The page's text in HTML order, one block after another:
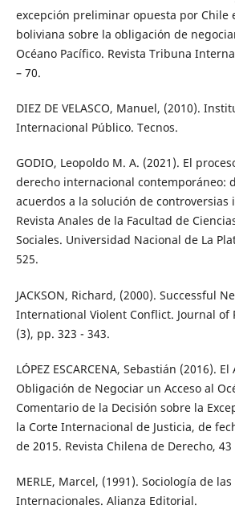
excepción preliminar opuesta por Chile
boliviana sobre la obligación de
Océano Pacífico. Revista Tribuna
– 70.
DIEZ DE VELASCO, Manuel, (2010).
Internacional Público. Tecnos.
GODIO, Leopoldo M. A. (2021). El
derecho internacional contemporáneo:
acuerdos a la solución de controversias
Revista Anales de la Facultad de
Sociales. Universidad Nacional de La
525.
JACKSON, Richard, (2000). Successful
International Violent Conflict. Journal of
(3), pp. 323 - 343.
LÓPEZ ESCARCENA, Sebastián (2016).
Obligación de Negociar un Acceso al
Comentario de la Decisión sobre la
la Corte Internacional de Justicia, de
de 2015. Revista Chilena de Derecho,
MERLE, Marcel, (1991). Sociología de
Internacionales. Alianza Editorial.